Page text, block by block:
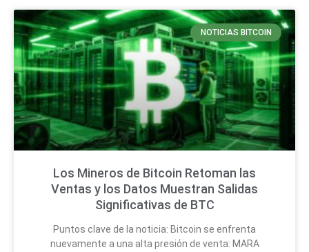
NOTICIAS BITCOIN
Los Mineros de Bitcoin Retoman las
Ventas y los Datos Muestran Salidas
Significativas de BTC
Puntos clave de la noticia: Bitcoin se enfrenta
nuevamente a una alta presión de venta: MARA